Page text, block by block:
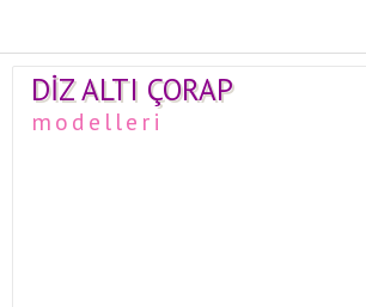
DIZ ALTI ÇORAP
modelleri